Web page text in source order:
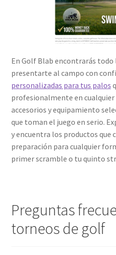
En Golf Blab encontrarás todo
presentarte al campo con
personalizadas para tus palos
profesionalmente en
accesorios y equipamiento
que toman el juego en serio.
y encuentra los productos que
preparación para cualquier
primer scramble o tu quinto
Preguntas
torneos de golf